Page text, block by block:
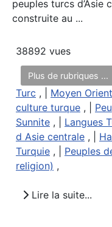
peuples turcs d’Asie
construite au ...
38892 vues
Plus de rubriques ...
Turc , | Moyen
culture turque , |
Sunnite , | Langues
d Asie centrale , |
Turquie , | Peuples
religion) ,
Lire la suite...